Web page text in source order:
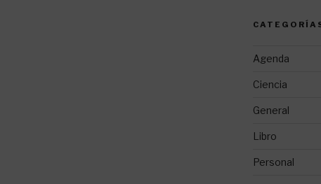
Agenda
Ciencia
General
Libro
Personal